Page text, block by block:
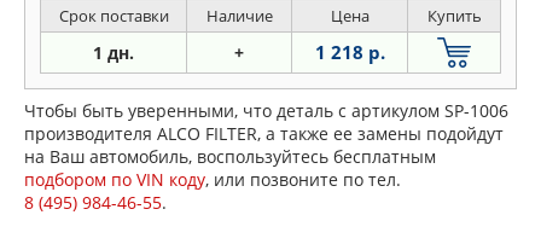
Срок поставки Наличие Цена Купить
1 дн. + 1 218 р.
Чтобы быть уверенными, что деталь с артикулом SP-1006
производителя ALCO FILTER, а также ее замены подойдут
на Ваш автомобиль, воспользуйтесь бесплатным
подбором по VIN коду, или позвоните по тел.
8 (495) 984-46-55.